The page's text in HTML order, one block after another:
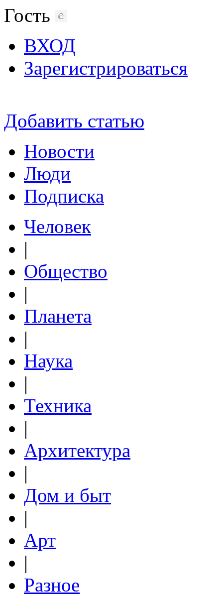
Гость
ВХОД
Зарегистрироваться
Добавить статью
Новости
Люди
Подписка
Человек
|
Общество
|
Планета
|
Наука
|
Техника
|
Архитектура
|
Дом и быт
|
Арт
|
Разное